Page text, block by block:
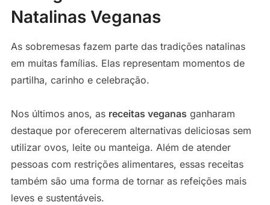
Natalinas Veganas
As sobremesas fazem parte das tradições natalinas
em muitas famílias. Elas representam momentos de
partilha, carinho e celebração.
Nos últimos anos, as receitas veganas ganharam
destaque por oferecerem alternativas deliciosas sem
utilizar ovos, leite ou manteiga. Além de atender
pessoas com restrições alimentares, essas receitas
também são uma forma de tornar as refeições mais
leves e sustentáveis.